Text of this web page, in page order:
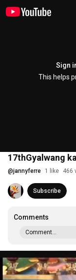
Sign
This helps
17thGyalwang
@jannyferre 1 like 466
Subscribe
Comments
Comment...